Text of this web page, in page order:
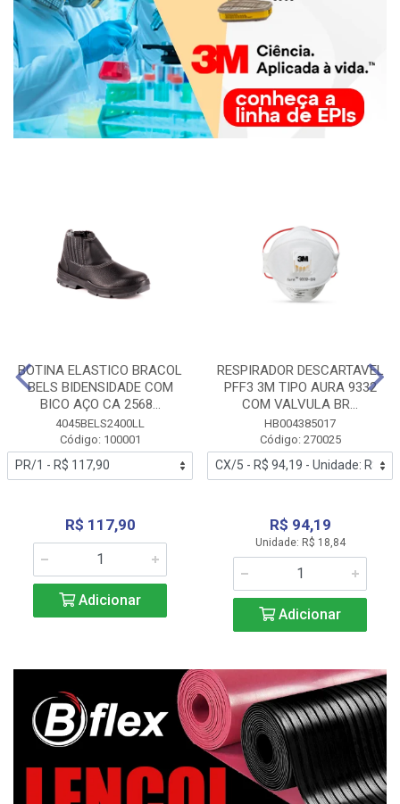
BOTINA ELASTICO BRACOL
BELS BIDENSIDADE COM
BICO AÇO CA 2568...
4045BELS2400LL
Código: 100001
R$ 117,90
Adicionar
RESPIRADOR DESCARTAVEL
PFF3 3M TIPO AURA 9332
COM VALVULA BR...
HB004385017
Código: 270025
R$ 94,19
Unidade: R$ 18,84
Adicionar